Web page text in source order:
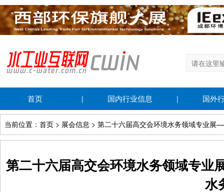
首页 | 国内行业信息 | 国外
当前位置：首页 > 展会信息 > 第二十六届高交会环境水务领域专业
第二十六届高交会环境水务领域专
水